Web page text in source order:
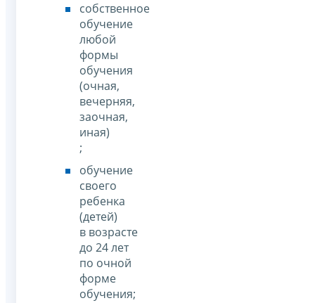
собственное
обучение
любой
формы
обучения
(очная,
вечерняя,
заочная,
иная)
;
обучение
своего
ребенка
(детей)
в возрасте
до 24 лет
по очной
форме
обучения;